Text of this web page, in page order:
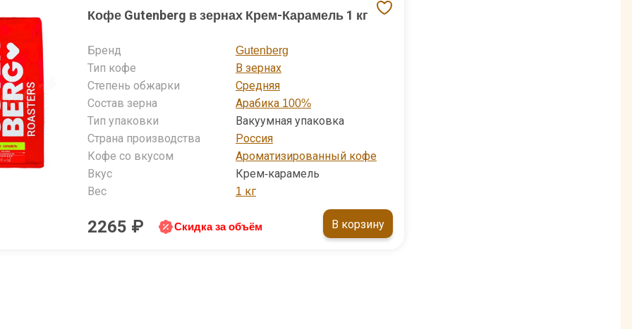
Кофе Gutenberg в зернах Крем-Карамель 1 кг
Бренд
Gutenberg
Тип кофе
В зернах
Степень обжарки
Средняя
Состав зерна
Арабика 100%
Тип упаковки
Вакуумная упаковка
Страна производства
Россия
Кофе со вкусом
Ароматизированный кофе
Вкус
Крем-карамель
Вес
1 кг
2265 ₽ Скидка за объём В корзину